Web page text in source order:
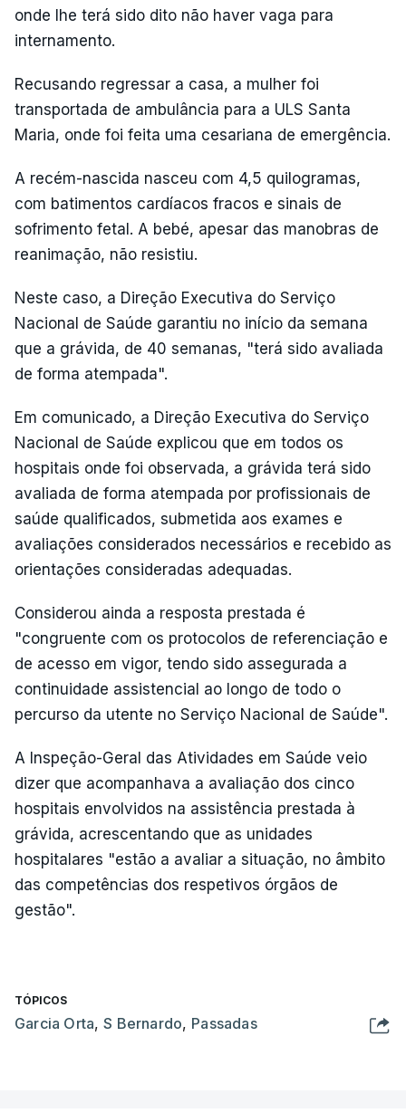
onde lhe terá sido dito não haver vaga para
internamento.
Recusando regressar a casa, a mulher foi
transportada de ambulância para a ULS Santa
Maria, onde foi feita uma cesariana de emergência.
A recém-nascida nasceu com 4,5 quilogramas,
com batimentos cardíacos fracos e sinais de
sofrimento fetal. A bebé, apesar das manobras de
reanimação, não resistiu.
Neste caso, a Direção Executiva do Serviço
Nacional de Saúde garantiu no início da semana
que a grávida, de 40 semanas, "terá sido avaliada
de forma atempada".
Em comunicado, a Direção Executiva do Serviço
Nacional de Saúde explicou que em todos os
hospitais onde foi observada, a grávida terá sido
avaliada de forma atempada por profissionais de
saúde qualificados, submetida aos exames e
avaliações considerados necessários e recebido as
orientações consideradas adequadas.
Considerou ainda a resposta prestada é
"congruente com os protocolos de referenciação e
de acesso em vigor, tendo sido assegurada a
continuidade assistencial ao longo de todo o
percurso da utente no Serviço Nacional de Saúde".
A Inspeção-Geral das Atividades em Saúde veio
dizer que acompanhava a avaliação dos cinco
hospitais envolvidos na assistência prestada à
grávida, acrescentando que as unidades
hospitalares "estão a avaliar a situação, no âmbito
das competências dos respetivos órgãos de
gestão".
TÓPICOS
Garcia Orta,S Bernardo, Passadas